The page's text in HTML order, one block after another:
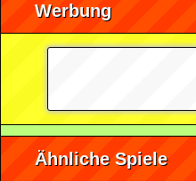
Werbung
Ähnliche Spiele